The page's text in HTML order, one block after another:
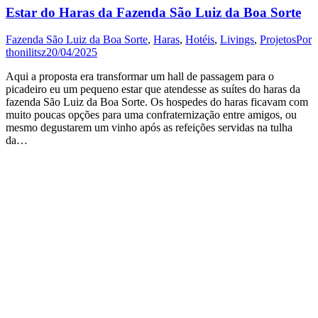
Estar do Haras da Fazenda São Luiz da Boa Sorte
Fazenda São Luiz da Boa Sorte, Haras, Hotéis, Livings, ProjetosPor
thonilitsz20/04/2025
Aqui a proposta era transformar um hall de passagem para o
picadeiro eu um pequeno estar que atendesse as suítes do haras da
fazenda São Luiz da Boa Sorte. Os hospedes do haras ficavam com
muito poucas opções para uma confraternização entre amigos, ou
mesmo degustarem um vinho após as refeições servidas na tulha
da…